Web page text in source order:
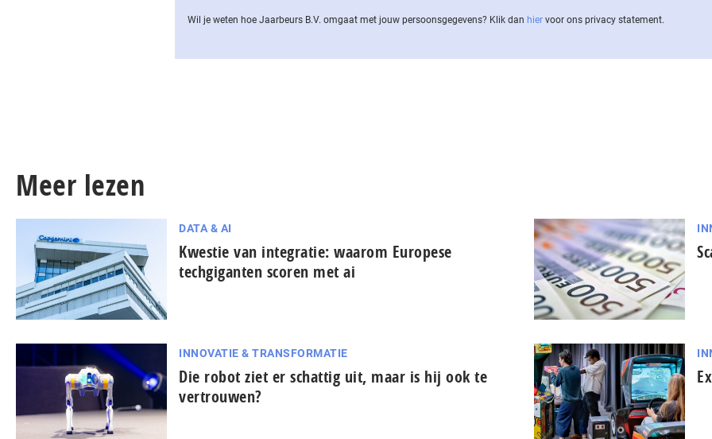
Wil je weten hoe Jaarbeurs B.V. omgaat met jouw per­soons­ge­ge­vens? Klik dan hier voor ons privacy statement.
Meer lezen
DATA & AI
Kwestie van integratie: waarom Europese
techgiganten scoren met ai
INNOVATIE & TRANSFORMATIE
Die robot ziet er schattig uit, maar is hij ook te
vertrouwen?